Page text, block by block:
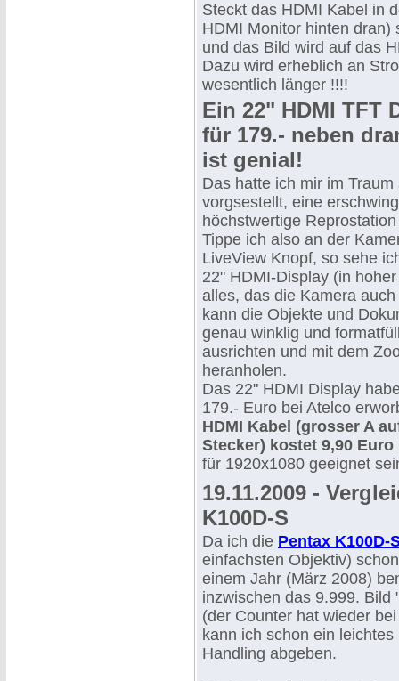
Steckt das HDMI Kabel in
HDMI Monitor hinten dran)
und das Bild wird auf das
Dazu wird erheblich an
wesentlich länger !!!!
Ein 22" HDMI TFT
für 179.- neben
ist genial!
Das hatte ich mir im Traum
vorgsestellt, eine
höchstwertige
Tippe ich also an der
LiveView Knopf, so sehe
22" HDMI-Display (in
alles, das die Kamera
kann die Objekte und
genau winklig und
ausrichten und mit dem
heranholen.
Das 22" HDMI Display
179.- Euro bei Atelco
HDMI Kabel (grosser A
Stecker) kostet 9,90 Euro
für 1920x1080 geeignet
19.11.2009 -
K100D-S
Da ich die Pentax K100D-
einfachsten Objektiv)
einem Jahr (März 2008)
inzwischen das 9.999. Bild
(der Counter hat wieder
kann ich schon ein
Handling abgeben.